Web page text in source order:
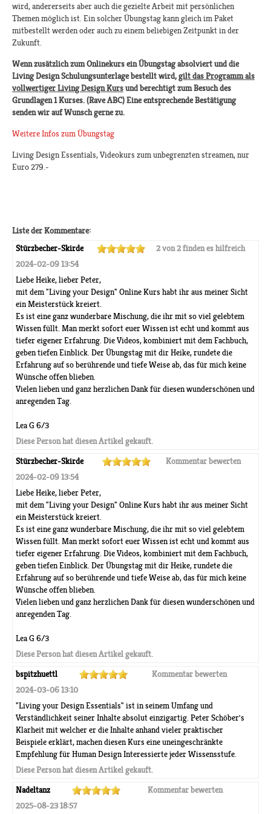
wird, andererseits aber auch die gezielte Arbeit mit persönlichen
Themen möglich ist. Ein solcher Übungstag kann gleich im Paket
mitbestellt werden oder auch zu einem beliebigen Zeitpunkt in der
Zukunft.
Wenn zusätzlich zum Onlinekurs ein Übungstag absolviert und die
Living Design Schulungsunterlage bestellt wird,gilt das Programm als
vollwertiger Living Design Kursund berechtigt zum Besuch des
Grundlagen 1 Kurses. (Rave ABC) Eine entsprechende Bestätigung
senden wir auf Wunsch gerne zu.
Weitere Infos zum Übungstag
Living Design Essentials, Videokurs zum unbegrenzten streamen, nur
Euro 279.-
Liste der Kommentare:
Stürzbecher-Skirde
2 von 2 finden es hilfreich
2024-02-09 13:54
Liebe Heike, lieber Peter,
mit dem "Living your Design" Online Kurs habt ihr aus meiner Sicht
ein Meisterstück kreiert.
Es ist eine ganz wunderbare Mischung, die ihr mit so viel gelebtem
Wissen füllt. Man merkt sofort euer Wissen ist echt und kommt aus
tiefer eigener Erfahrung. Die Videos, kombiniert mit dem Fachbuch,
geben tiefen Einblick. Der Übungstag mit dir Heike, rundete die
Erfahrung auf so berührende und tiefe Weise ab, das für mich keine
Wünsche offen blieben.
Vielen lieben und ganz herzlichen Dank für diesen wunderschönen und
anregenden Tag.
Lea G 6/3
Diese Person hat diesen Artikel gekauft.
Stürzbecher-Skirde
Kommentar bewerten
2024-02-09 13:54
Liebe Heike, lieber Peter,
mit dem "Living your Design" Online Kurs habt ihr aus meiner Sicht
ein Meisterstück kreiert.
Es ist eine ganz wunderbare Mischung, die ihr mit so viel gelebtem
Wissen füllt. Man merkt sofort euer Wissen ist echt und kommt aus
tiefer eigener Erfahrung. Die Videos, kombiniert mit dem Fachbuch,
geben tiefen Einblick. Der Übungstag mit dir Heike, rundete die
Erfahrung auf so berührende und tiefe Weise ab, das für mich keine
Wünsche offen blieben.
Vielen lieben und ganz herzlichen Dank für diesen wunderschönen und
anregenden Tag.
Lea G 6/3
Diese Person hat diesen Artikel gekauft.
bspitzhuettl
Kommentar bewerten
2024-03-06 13:10
"Living your Design Essentials" ist in seinem Umfang und
Verständlichkeit seiner Inhalte absolut einzigartig. Peter Schöber's
Klarheit mit welcher er die Inhalte anhand vieler praktischer
Beispiele erklärt, machen diesen Kurs eine uneingeschränkte
Empfehlung für Human Design Interessierte jeder Wissensstufe.
Diese Person hat diesen Artikel gekauft.
Nadeltanz
Kommentar bewerten
2025-08-23 18:57